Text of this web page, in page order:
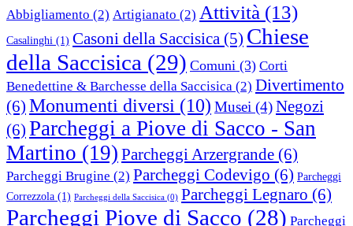
Abbigliamento (2) Artigianato (2) Attività (13)
Casalinghi (1) Casoni della Saccisica (5) Chiese
della Saccisica (29) Comuni (3) Corti
Benedettine & Barchesse della Saccisica (2) Divertimento
(6) Monumenti diversi (10) Musei (4)Negozi
(6) Parcheggi a Piove di Sacco - San
Martino (19) Parcheggi Arzergrande (6)
Parcheggi Brugine (2) Parcheggi Codevigo (6) Parcheggi
Correzzola (1) Parcheggi della Saccisica (0) Parcheggi Legnaro (6)
Parcheggi Piove di Sacco (28) Parcheggi